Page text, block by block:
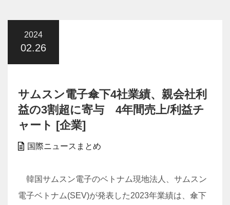
2024
02.26
サムスン電子傘下4社業績、親会社利
益の3割超に寄与 4年間売上/利益チ
ャート [企業]
国際ニュースまとめ
韓国サムスン電子のベトナム現地法人、サムスン
電子ベトナム(SEV)が発表した2023年業績は、傘下